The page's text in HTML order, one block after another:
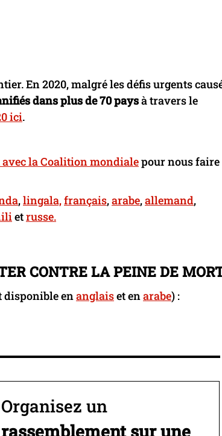
En 2020, malgré les défis urgents
dans plus de 70 paysà travers le
ici.
avec la Coalition mondialepour nous faire
,lingala,français,arabe,allemand,
etrusse.
CONTRE LA PEINE DE
disponible en anglaiset en arabe) :
Organisez un